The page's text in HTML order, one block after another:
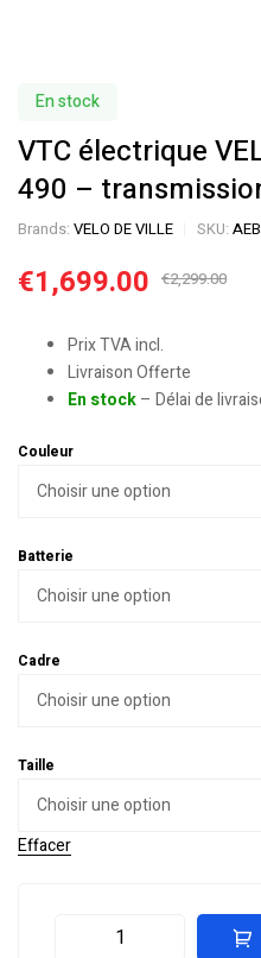
En stock
VTC électrique
490 –
Brands: VELO DE VILLE SKU:
€2,299.00
€1,699.00
Prix TVA incl.
Livraison Offerte
En stock– Délai de
Couleur
Batterie
Cadre
Taille
Effacer